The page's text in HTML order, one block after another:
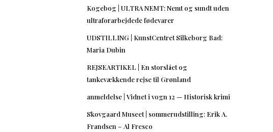
Kogebog | ULTRA NEMT: Nemt og sundt uden
ultraforarbejdede fødevarer
UDSTILLING | KunstCentret Silkeborg Bad:
Maria Dubin
REJSEARTIKEL | En storslået og
tankevækkende rejse til Grønland
anmeldelse | Vidnet i vogn 12 — Historisk krimi
Skovgaard Museet | sommerudstilling: Erik A.
Frandsen – Al Fresco